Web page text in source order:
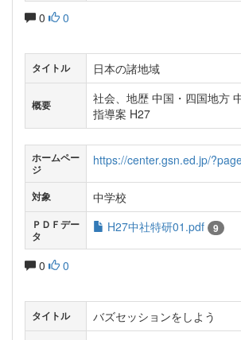
0 0
タイトル 日本の諸地域
概要
社会、地歴 中国・四国地方
指導案 H27
ホームペー
ジ
https://center.gsn.ed.jp/
対象 中学校
ＰＤＦデー
タ
H27中社特研01.pdf 9
0 0
タイトル バズセッションをしよう